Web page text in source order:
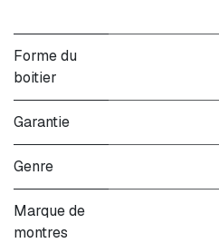
Forme du
boitier
Garantie
Genre
Marque de
montres